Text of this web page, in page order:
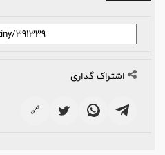
اشتراک گذاری
🔗